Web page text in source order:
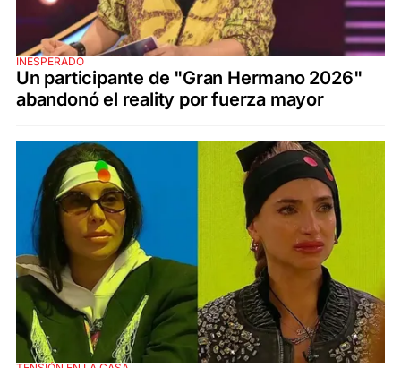
INESPERADO
Un participante de "Gran Hermano 2026"
abandonó el reality por fuerza mayor